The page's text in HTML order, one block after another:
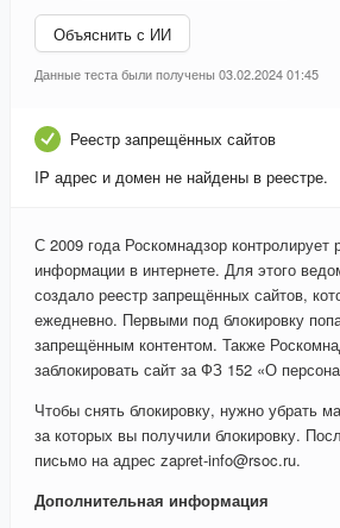
Объяснить с ИИ
Данные теста были получены 03.02.2024 01:45
Реестр запрещённых сайтов
IP адрес и домен не найдены в реестре.
С 2009 года Роскомнадзор контролирует
информации в интернете. Для этого
создало реестр запрещённых сайтов,
ежедневно. Первыми под блокировку
запрещённым контентом. Также
заблокировать сайт за ФЗ 152 «О
Чтобы снять блокировку, нужно убрать
за которых вы получили блокировку.
письмо на адрес zapret-info@rsoc.ru.
Дополнительная информация